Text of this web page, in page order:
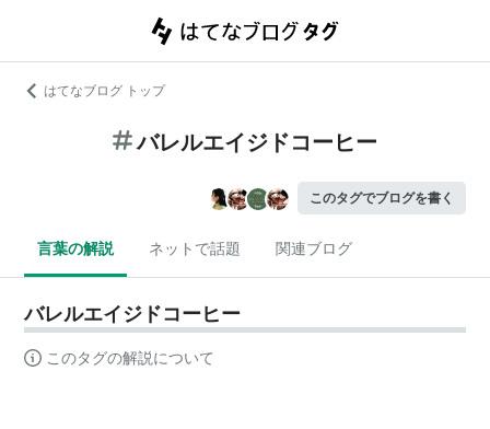
はてなブログ トップ
バレルエイジドコーヒー
このタグでブログを書く
言葉の解説 ネットで話題 関連ブログ
バレルエイジドコーヒー
このタグの解説について